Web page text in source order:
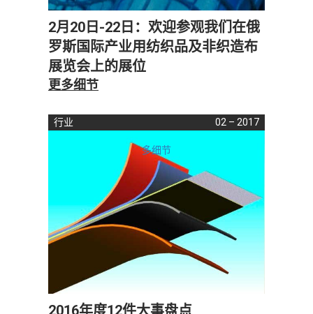
2月20日-22日：欢迎参观我们在俄
罗斯国际产业用纺织品及非织造布
展览会上的展位
更多细节
行业 02 – 2017
多细节
2016年度12件大事盘点